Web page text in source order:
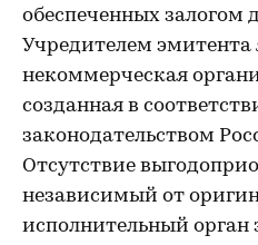
обеспеченных залогом
Учредителем эмитента
некоммерческая
созданная в
законодательством
Отсутствие
независимый от
исполнительный орган